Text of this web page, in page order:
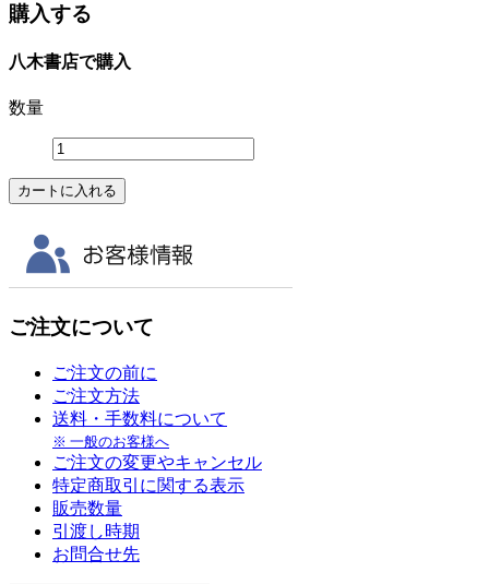
購入する
八木書店で購入
数量
ご注文について
ご注文の前に
ご注文方法
送料・手数料について
※ 一般のお客様へ
ご注文の変更やキャンセル
特定商取引に関する表示
販売数量
引渡し時期
お問合せ先